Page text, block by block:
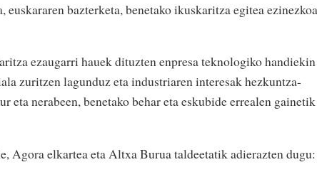
bazterketa, benetako ikuskaritza egitea ezinezkoa
ezaugarri hauek dituzten enpresa teknologiko handiekin
zuritzen lagunduz eta industriaren interesak hezkuntza-
eta nerabeen, benetako behar eta eskubide errealen gainetik
Agora elkartea eta Altxa Burua taldeetatik adierazten dugu: